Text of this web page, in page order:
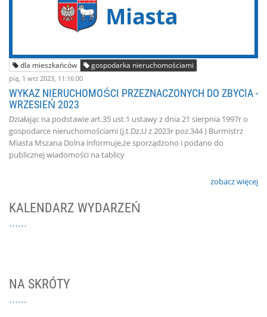
dla mieszkańców gospodarka nieruchomościami
pią, 1 wrz 2023, 11:16:00
WYKAZ NIERUCHOMOŚCI PRZEZNACZONYCH DO ZBYCIA -
WRZESIEŃ 2023
Działając na podstawie art.35 ust.1 ustawy z dnia 21 sierpnia 1997r o
gospodarce nieruchomościami (j.t.Dz.U z 2023r poz.344 ) Burmistrz
Miasta Mszana Dolna informuje,że sporządzono i podano do
publicznej wiadomości na tablicy
zobacz więcej
KALENDARZ WYDARZEŃ
NA SKRÓTY